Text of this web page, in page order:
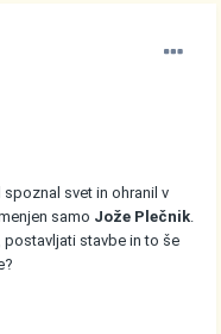
svet in ohranil v
samo Jože Plečnik
postavljati stavbe in to še